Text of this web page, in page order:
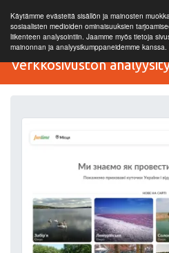
Käytämme evästeitä sisällön ja mainosten
sosiaalisten medioiden ominaisuuksien
liikenteen analysointiin. Jaamme myös tietoja
mainonnan ja analyysikumppaneidemme kanssa.
Verkkosivuston